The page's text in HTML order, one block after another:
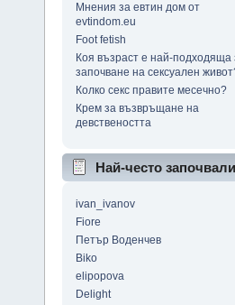
Мнения за евтин дом от
evtindom.eu
Foot fetish
Коя възраст е най-подходяща
започване на сексуален
Колко секс правите месечно?
Крем за възвръщане на
девствеността
Най-често
ivan_ivanov
Fiore
Петър Воденчев
Biko
elipopova
Delight